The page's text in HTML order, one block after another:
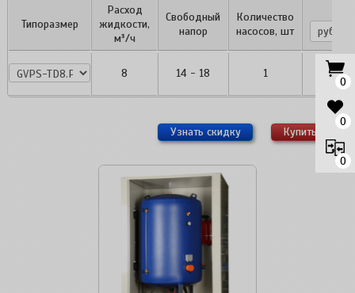
0
0
0
Типоразмер
Расход
жидкости,
м³/ч
Свободный
напор
Количество
насосов, шт
GVPS-TD8.P1 8 14 - 18 1 По
Узнать скидку Купить